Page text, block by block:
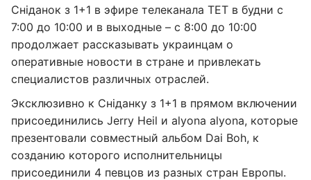
Сніданок з 1+1 в эфире телеканала ТЕТ в будни с
7:00 до 10:00 и в выходные – с 8:00 до 10:00
продолжает рассказывать украинцам о
оперативные новости в стране и привлекать
специалистов различных отраслей.
Эксклюзивно к Сніданку з 1+1 в прямом включении
присоединились Jerry Heil и alyona alyona, которые
презентовали совместный альбом Dai Boh, к
созданию которого исполнительницы
присоединили 4 певцов из разных стран Европы.